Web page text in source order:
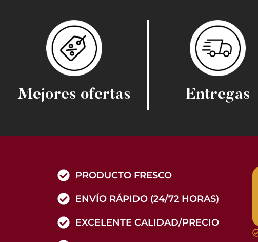
Mejores ofertas Entregas
PRODUCTO FRESCO
ENVÍO RÁPIDO (24/72 HORAS)
EXCELENTE CALIDAD/PRECIO